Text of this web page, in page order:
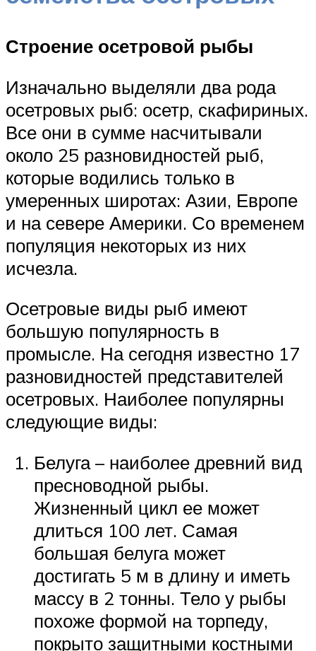
Строение осетровой рыбы
Изначально выделяли два рода
осетровых рыб: осетр, скафириных.
Все они в сумме насчитывали
около 25 разновидностей рыб,
которые водились только в
умеренных широтах: Азии, Европе
и на севере Америки. Со временем
популяция некоторых из них
исчезла.
Осетровые виды рыб имеют
большую популярность в
промысле. На сегодня известно 17
разновидностей представителей
осетровых. Наиболее популярны
следующие виды:
Белуга – наиболее древний вид
пресноводной рыбы.
Жизненный цикл ее может
длиться 100 лет. Самая
большая белуга может
достигать 5 м в длину и иметь
массу в 2 тонны. Тело у рыбы
похоже формой на торпеду,
покрыто защитными костными